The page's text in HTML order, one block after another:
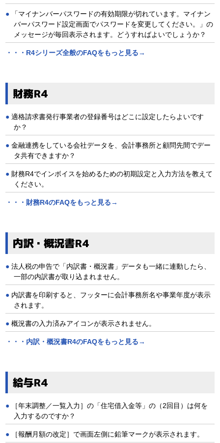
「マイナンバーパスワードの有効期限が切れています。マイナン
バーパスワード設定画面でパスワードを変更してください。」の
メッセージが毎回表示されます。どうすればよいでしょうか？
・・・R4シリーズ全般のFAQをもっと見る→
財務R4
適格請求書発行事業者の登録番号はどこに設定したらよいです
か？
金融連携をしている会社データを、会計事務所と顧問先間でデー
タ共有できますか？
財務R4でインボイスを始めるための初期設定と入力方法を教えて
ください。
・・・財務R4のFAQをもっと見る→
内訳・概況書R4
法人税の申告で「内訳書・概況書」データも一緒に連動したら、
一部の内訳書が取り込まれません。
内訳書を印刷すると、フッターに会計事務所名や事業年度が表示
されます。
概況書の入力済みアイコンが表示されません。
・・・内訳・概況書R4のFAQをもっと見る→
給与R4
［年末調整／一覧入力］の「住宅借入金等」の（2回目）は何を
入力するのですか？
［報酬月額の改定］で画面左側に鉛筆マークが表示されます。